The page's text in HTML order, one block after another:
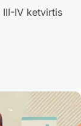
IV ketvirtis